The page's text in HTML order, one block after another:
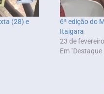
(28) e
6ª edição do
Itaigara
23 de
Em